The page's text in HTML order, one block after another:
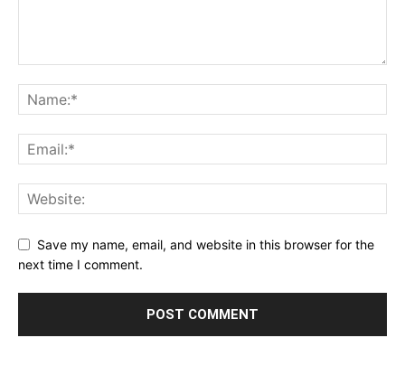
Save my name, email, and website in this browser for the
next time I comment.